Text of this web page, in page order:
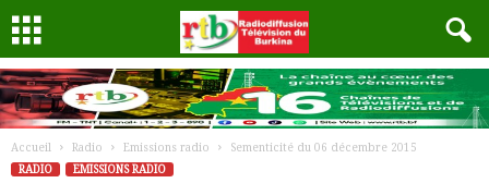
Accueil Radio Emissions radio
Sementicité du 06 décembre 2015
RADIO
EMISSIONS RADIO